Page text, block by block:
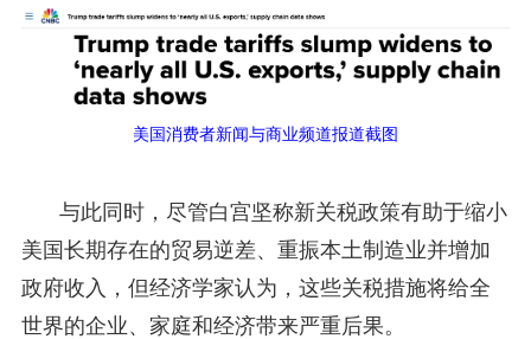
美国消费者新闻与商业频道报道截图
与此同时，尽管白宫坚称新关税政策有助于缩小
美国长期存在的贸易逆差、重振本土制造业并增加
政府收入，但经济学家认为，这些关税措施将给全
世界的企业、家庭和经济带来严重后果。